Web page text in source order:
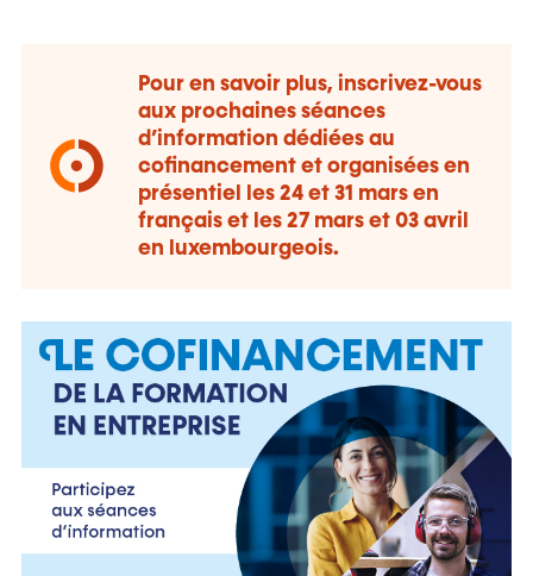
Pour en savoir plus, inscrivez-vous
aux prochaines séances
d’information dédiées au
cofinancement et organisées en
présentiel les 24 et 31 mars en
français et les 27 mars et 03 avril
en luxembourgeois.